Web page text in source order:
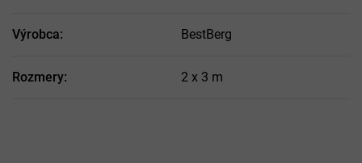
Výrobca: BestBerg
Rozmery: 2 x 3 m